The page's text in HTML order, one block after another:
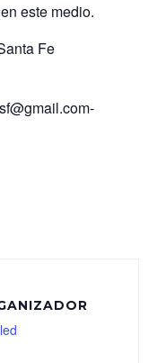
este medio.
Fe